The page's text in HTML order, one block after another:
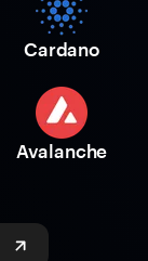
Cardano
Avalanche